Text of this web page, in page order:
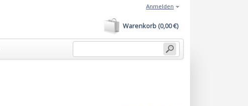
Warenkorb (0,00 €)
Anmelden